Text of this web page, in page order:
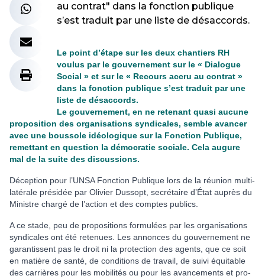
au contrat" dans la fonction publique
s’est traduit par une liste de désaccords.
Le point d’étape sur les deux chantiers RH
voulus par le gouvernement sur le « Dialogue
Social » et sur le « Recours accru au contrat »
dans la fonction publique s’est traduit par une
liste de désaccords.
Le gouvernement, en ne retenant quasi aucune
proposition des organisations syndicales, semble avancer
avec une boussole idéologique sur la Fonction Publique,
remettant en question la démocratie sociale. Cela augure
mal de la suite des discussions.
Déception pour l’UNSA Fonction Publique lors de la réu­nion mul­ti­
la­té­rale pré­si­dée par Olivier Dussopt, secré­taire d’État auprès du
Ministre chargé de l’action et des comp­tes publics.
A ce stade, peu de pro­po­si­tions for­mu­lées par les orga­ni­sa­tions
syn­di­ca­les ont été rete­nues. Les annon­ces du gou­ver­ne­ment ne
garan­tis­sent pas le droit ni la pro­tec­tion des agents, que ce soit
en matière de santé, de condi­tions de tra­vail, de suivi équitable
des car­riè­res pour les mobi­li­tés ou pour les avan­ce­ments et pro­